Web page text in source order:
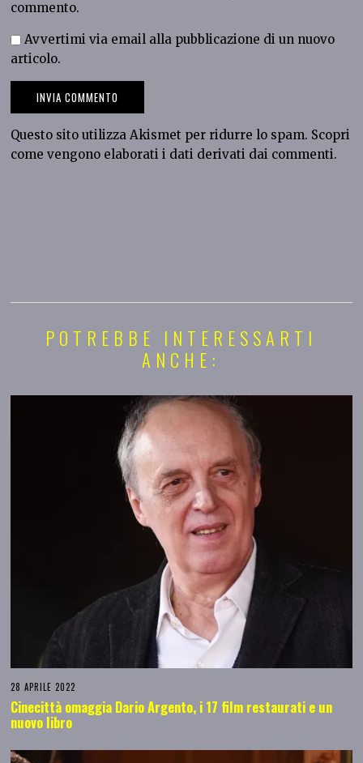
commento.
Avvertimi via email alla pubblicazione di un nuovo
articolo.
Questo sito utilizza Akismet per ridurre lo spam. Scopri
come vengono elaborati i dati derivati dai commenti.
POTREBBE INTERESSARTI
ANCHE:
28 APRILE 2022
Cinecittà omaggia Dario Argento, i 17 film restaurati e un
nuovo libro